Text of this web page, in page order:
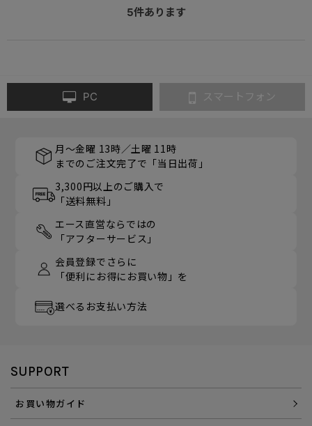
5件あります
PC スマートフォン
月～金曜 13時／土曜 11時
までのご注文完了で「当日出荷」
3,300円以上のご購入で
「送料無料」
エース直営ならではの
「アフターサービス」
会員登録でさらに
「便利にお得にお買い物」を
選べるお支払い方法
SUPPORT
お買い物ガイド